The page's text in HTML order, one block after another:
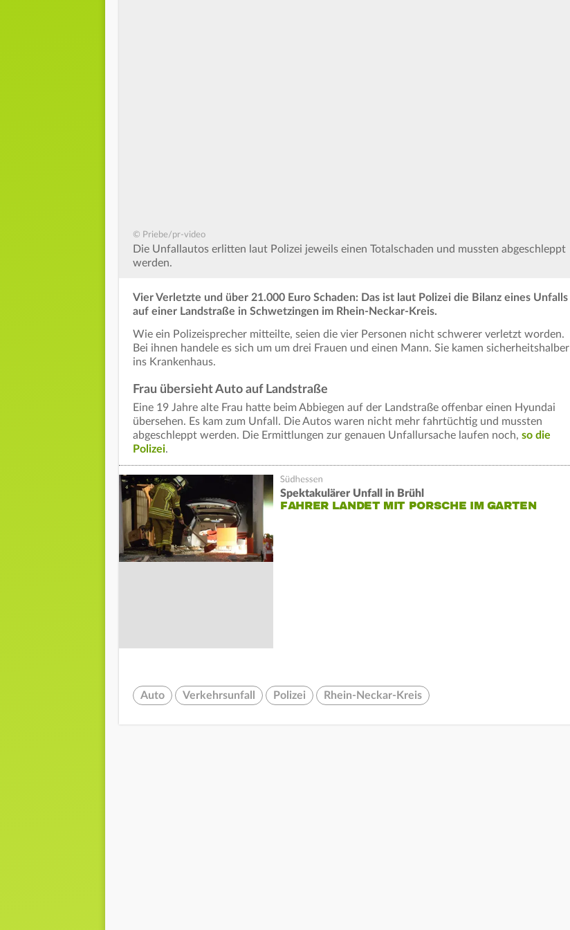
© Priebe/pr-video
Die Unfallautos erlitten laut Polizei jeweils einen Totalschaden und mussten abgeschleppt
werden.
Vier Verletzte und über 21.000 Euro Schaden: Das ist laut Polizei die Bilanz eines Unfalls
auf einer Landstraße in Schwetzingen im Rhein-Neckar-Kreis.
Wie ein Polizeisprecher mitteilte, seien die vier Personen nicht schwerer verletzt worden.
Bei ihnen handele es sich um um drei Frauen und einen Mann. Sie kamen sicherheitshalber
ins Krankenhaus.
Frau übersieht Auto auf Landstraße
Eine 19 Jahre alte Frau hatte beim Abbiegen auf der Landstraße offenbar einen Hyundai
übersehen. Es kam zum Unfall. Die Autos waren nicht mehr fahrtüchtig und mussten
abgeschleppt werden. Die Ermittlungen zur genauen Unfallursache laufen noch, so die
Polizei.
Spektakulärer Unfall in Brühl
FAHRER LANDET MIT PORSCHE IM GARTEN
Auto Verkehrsunfall Polizei Rhein-Neckar-Kreis